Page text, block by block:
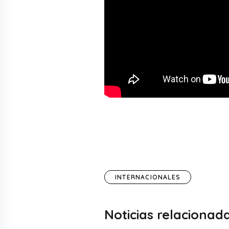
INTERNACIONALES
Noticias